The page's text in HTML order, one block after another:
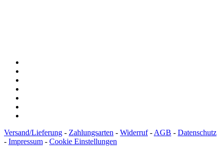
Versand/Lieferung - Zahlungsarten - Widerruf- AGB - Datenschutz
- Impressum - Cookie Einstellungen